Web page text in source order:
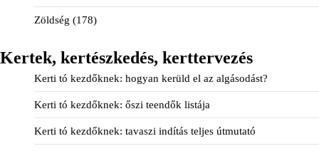
Zöldség (178)
Kertek, kertészkedés, kerttervezés
Kerti tó kezdőknek: hogyan kerüld el az algásodást?
Kerti tó kezdőknek: őszi teendők listája
Kerti tó kezdőknek: tavaszi indítás teljes útmutató